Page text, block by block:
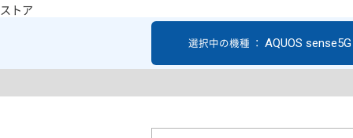
ストア
選択中の機種 ： AQUOS